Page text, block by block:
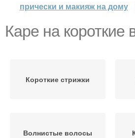
прически и макияж на дому
Каре на короткие
Короткие стрижки
Волнистые волосы